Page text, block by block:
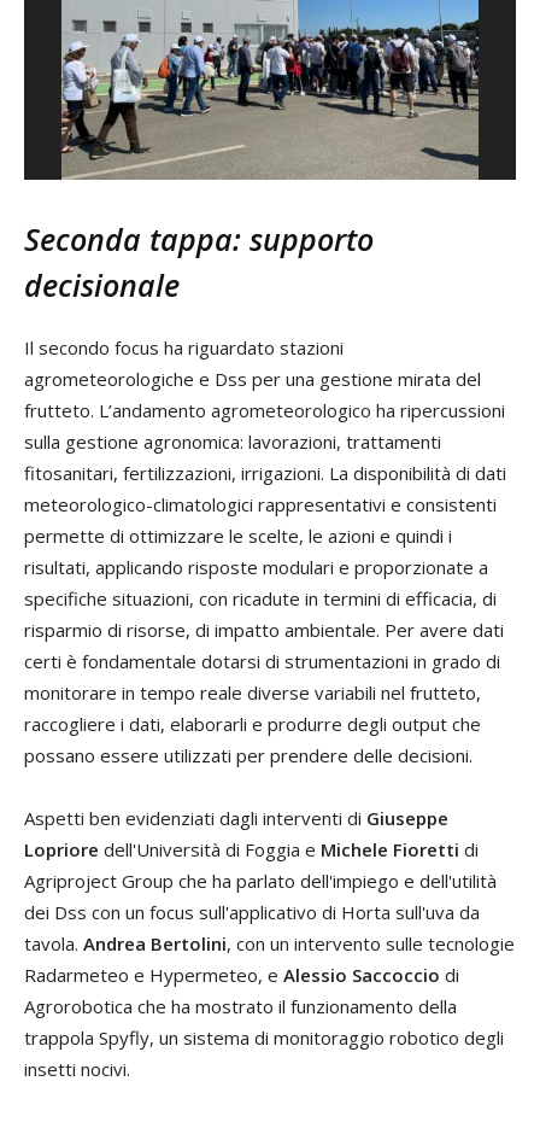
Seconda tappa: supporto
decisionale
Il secondo focus ha riguardato stazioni
agrometeorologiche e Dss per una gestione mirata del
frutteto. L’andamento agrometeorologico ha ripercussioni
sulla gestione agronomica: lavorazioni, trattamenti
fitosanitari, fertilizzazioni, irrigazioni. La disponibilità di dati
meteorologico-climatologici rappresentativi e consistenti
permette di ottimizzare le scelte, le azioni e quindi i
risultati, applicando risposte modulari e proporzionate a
specifiche situazioni, con ricadute in termini di efficacia, di
risparmio di risorse, di impatto ambientale. Per avere dati
certi è fondamentale dotarsi di strumentazioni in grado di
monitorare in tempo reale diverse variabili nel frutteto,
raccogliere i dati, elaborarli e produrre degli output che
possano essere utilizzati per prendere delle decisioni.
Aspetti ben evidenziati dagli interventi di Giuseppe
Lopriore dell'Università di Foggia e Michele Fioretti di
Agriproject Group che ha parlato dell'impiego e dell'utilità
dei Dss con un focus sull'applicativo di Horta sull'uva da
tavola. Andrea Bertolini, con un intervento sulle tecnologie
Radarmeteo e Hypermeteo, e Alessio Saccoccio di
Agrorobotica che ha mostrato il funzionamento della
trappola Spyfly, un sistema di monitoraggio robotico degli
insetti nocivi.